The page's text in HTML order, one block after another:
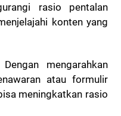
rasio pentalan
konten yang
Dengan mengarahkan
atau formulir
meningkatkan rasio